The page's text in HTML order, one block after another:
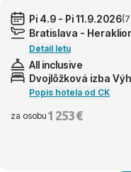
Pi 4.9 - Pi 11.9.2026
Bratislava -
Detail letu
All inclusive
Dvojlôžková izba
Popis hotela od CK
za osobu 1 253 €